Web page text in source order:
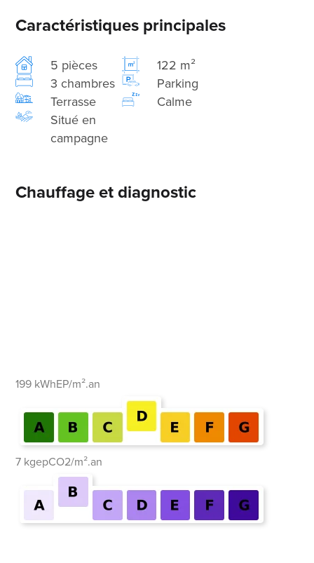
Caractéristiques principales
5 pièces
122 m²
3 chambres
Parking
Terrasse
Calme
Situé en
campagne
Chauffage et diagnostic
199 kWhEP/m².an
7 kgepCO2/m².an